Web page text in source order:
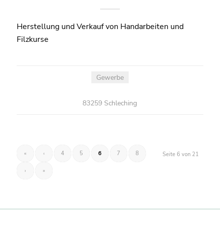
Herstellung und Verkauf von Handarbeiten und
Filzkurse
Gewerbe
83259 Schleching
Seite 6 von 21
« ‹ 4 5 6 7 8
› »